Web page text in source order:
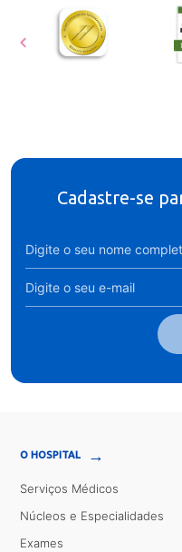
Cadastre-se
O HOSPITAL →
Serviços Médicos
Núcleos e Especialidades
Exames